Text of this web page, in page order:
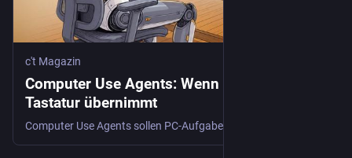
c't Magazin
Computer Use Agents: Wenn KI Maus und
Tastatur übernimmt